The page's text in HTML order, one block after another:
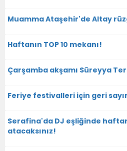
Muamma Ataşehir'de Altay
Haftanın TOP 10 mekanı!
Çarşamba akşamı Süreyya
Feriye festivalleri için geri
Serafina'da DJ eşliğinde
atacaksınız!